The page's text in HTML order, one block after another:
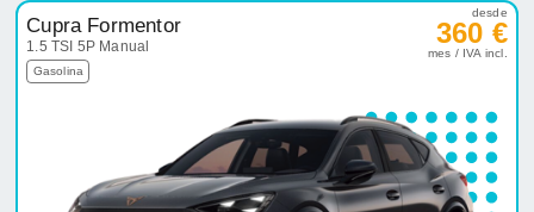
Cupra Formentor
1.5 TSI 5P Manual
Gasolina
desde
360 €
mes / IVA incl.